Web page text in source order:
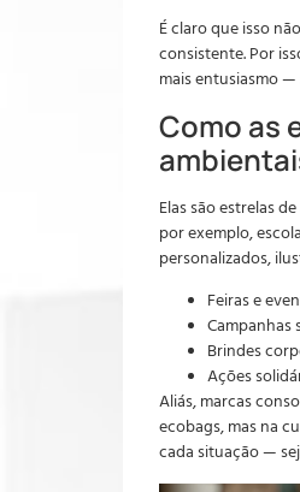
É claro que isso
consistente. Por
mais entusiasmo
Como as
Elas são estrelas
por exemplo,
personalizados,
Feiras e
Campanhas
Brindes
Ações
Aliás, marcas
ecobags, mas na
cada situação —